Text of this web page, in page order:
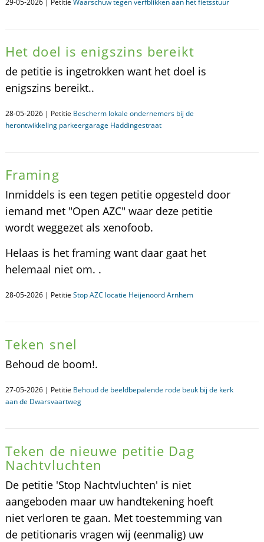
29-05-2026 | Petitie Waarschuw tegen verfblikken aan het fietsstuur
Het doel is enigszins bereikt
de petitie is ingetrokken want het doel is
enigszins bereikt..
28-05-2026 | Petitie Bescherm lokale ondernemers bij de
herontwikkeling parkeergarage Haddingestraat
Framing
Inmiddels is een tegen petitie opgesteld door
iemand met "Open AZC" waar deze petitie
wordt weggezet als xenofoob.
Helaas is het framing want daar gaat het
helemaal niet om. .
28-05-2026 | Petitie Stop AZC locatie Heijenoord Arnhem
Teken snel
Behoud de boom!.
27-05-2026 | Petitie Behoud de beeldbepalende rode beuk bij de kerk
aan de Dwarsvaartweg
Teken de nieuwe petitie Dag
Nachtvluchten
De petitie 'Stop Nachtvluchten' is niet
aangeboden maar uw handtekening hoeft
niet verloren te gaan. Met toestemming van
de petitionaris vragen wij (eenmalig) uw